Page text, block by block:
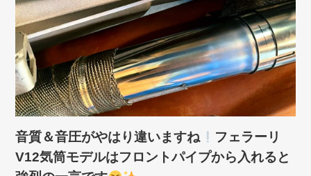
音質＆音圧がやはり違いますね
フェラーリ
V12気筒モデルはフロントパイプから入れると